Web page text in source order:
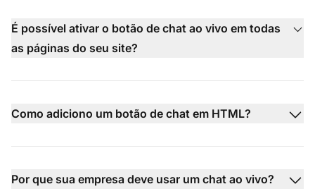
É possível ativar o botão de chat ao vivo em todas
as páginas do seu site?
Como adiciono um botão de chat em HTML?
Por que sua empresa deve usar um chat ao vivo?